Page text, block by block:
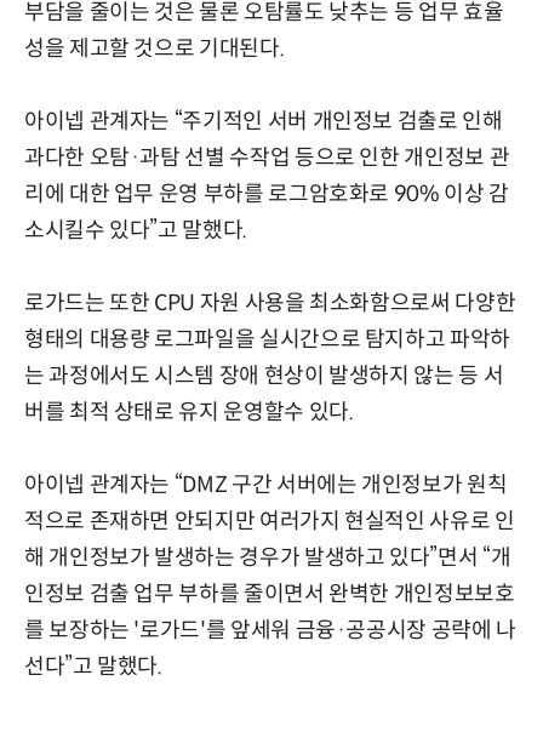
부담을 줄이는 것은 물론 오탐률도 낮추는 등 업무 효율
성을 제고할 것으로 기대된다.
아이넵 관계자는 “주기적인 서버 개인정보 검출로 인해
과다한 오탐·과탐 선별 수작업 등으로 인한 개인정보 관
리에 대한 업무 운영 부하를 로그암호화로 90% 이상 감
소시킬수 있다”고 말했다.
로가드는 또한 CPU 자원 사용을 최소화함으로써 다양한
형태의 대용량 로그파일을 실시간으로 탐지하고 파악하
는 과정에서도 시스템 장애 현상이 발생하지 않는 등 서
버를 최적 상태로 유지 운영할수 있다.
아이넵 관계자는 “DMZ 구간 서버에는 개인정보가 원칙
적으로 존재하면 안되지만 여러가지 현실적인 사유로 인
해 개인정보가 발생하는 경우가 발생하고 있다”면서 “개
인정보 검출 업무 부하를 줄이면서 완벽한 개인정보보호
를 보장하는 '로가드'를 앞세워 금융·공공시장 공략에 나
선다”고 말했다.